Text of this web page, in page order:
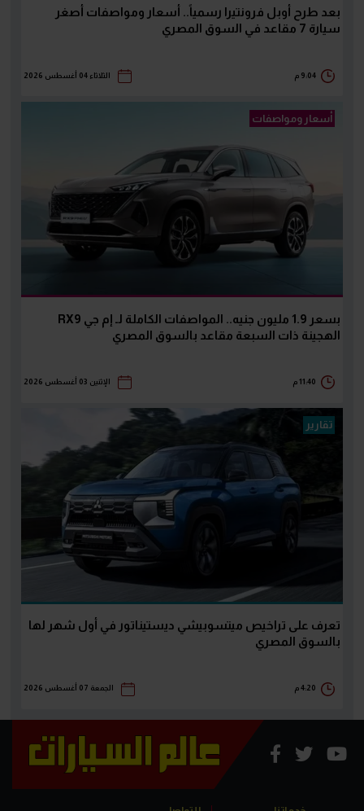
بعد طرح أوبل فرونتيرا رسمياً.. أسعار ومواصفات أصغر
سيارة 7 مقاعد في السوق المصري
9:04 م الثلاثاء 04 أغسطس 2026
أسعار ومواصفات
بسعر 1.9 مليون جنيه.. المواصفات الكاملة لـ إم جي RX9
الهجينة ذات السبعة مقاعد بالسوق المصري
11:40 م الإثنين 03 أغسطس 2026
تقارير
تعرف على تراخيص ميتسوبيشي ديستيناتور في أول شهر لها
بالسوق المصري
4:20 م الجمعة 07 أغسطس 2026